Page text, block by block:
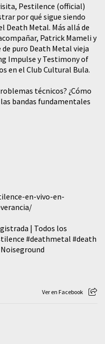
Pestilence (official)
por qué sigue siendo
Death Metal. Más allá de
Patrick Mameli y
puro Death Metal vieja
Impulse y Testimony of
en el Club Cultural Bula.
técnicos? ¿Cómo
bandas fundamentales
en-vivo-en-
| Todos los
#deathmetal #death
Noiseground
Ver en Facebook